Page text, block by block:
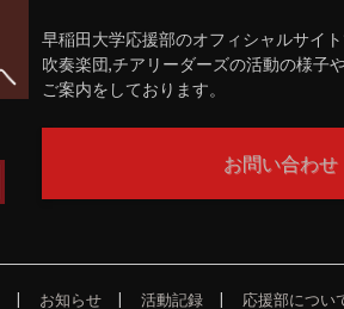
早稲田大学応援部のオフィシャルサイ
吹奏楽団,チアリーダーズの活動の様子
ご案内をしております。
お問い合わせ
お知らせ 活動記録 応援部につい